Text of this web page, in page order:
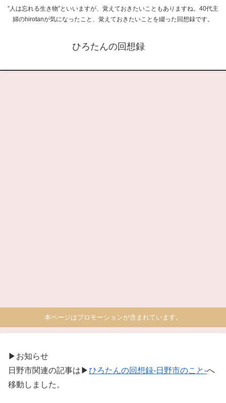
”人は忘れる生き物”といいますが、覚えておきたいこともありますね。40代主
婦のhirotanが気になったこと、覚えておきたいことを綴った回想録です。
ひろたんの回想録
本ページはプロモーションが含まれています。
▶お知らせ
日野市関連の記事は▶ひろたんの回想録-日野市のこと-へ
移動しました。